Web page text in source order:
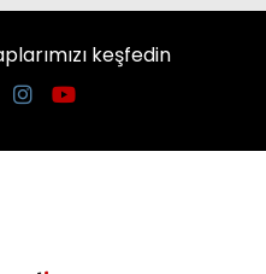
keşfedin